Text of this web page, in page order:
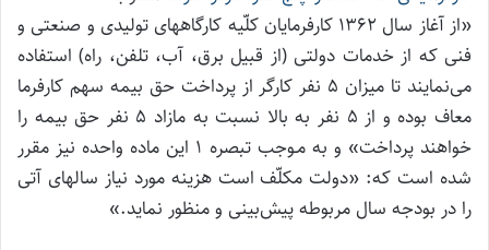
«از آغاز سال ۱۳۶۲ کارفرمایان کلّیه کارگاههای تولیدی و صنعتی و
فنی که از خدمات دولتی (‌از قبیل برق، آب، تلفن، راه) استفاده‌
می‌نمایند تا میزان ۵ نفر کارگر از پرداخت حق بیمه سهم کارفرما
معاف بوده و از ۵ نفر به بالا نسبت به مازاد ۵ نفر حق بیمه را
خواهند پرداخت» و به مـوجب تبصره ۱ این ماده واحده نیز مقرر
شده است که: «دولت مکلّف است هزینه مورد نیاز سالهای آتی
را در بودجه سال مربوطه پیش‌بینی و منظور نماید.»